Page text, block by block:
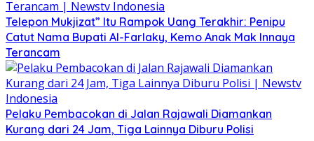
Telepon Mukjizat” Itu Rampok Uang Terakhir: Penipu
Catut Nama Bupati Al-Farlaky, Kemo Anak Mak Innaya
Terancam
Pelaku Pembacokan di Jalan Rajawali Diamankan
Kurang dari 24 Jam, Tiga Lainnya Diburu Polisi